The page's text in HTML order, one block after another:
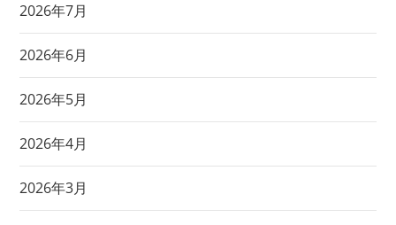
2026年7月
2026年6月
2026年5月
2026年4月
2026年3月